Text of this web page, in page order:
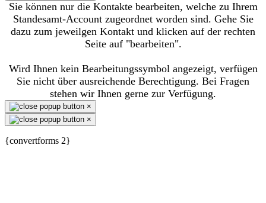
Sie können nur die Kontakte bearbeiten, welche zu Ihrem
Standesamt-Account zugeordnet worden sind. Gehe Sie
dazu zum jeweilgen Kontakt und klicken auf der rechten
Seite auf "bearbeiten".
Wird Ihnen kein Bearbeitungssymbol angezeigt, verfügen
Sie nicht über ausreichende Berechtigung. Bei Fragen
stehen wir Ihnen gerne zur Verfügung.
×
×
{convertforms 2}